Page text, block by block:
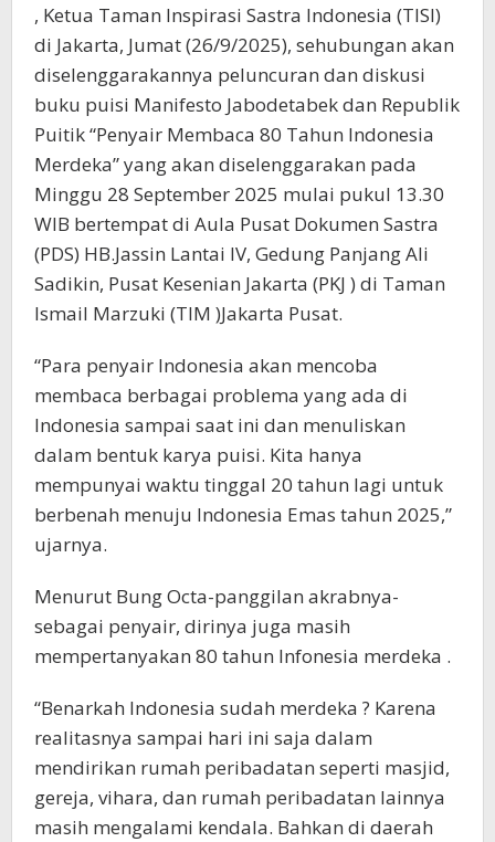
, Ketua Taman Inspirasi Sastra Indonesia (TISI)
di Jakarta, Jumat (26/9/2025), sehubungan akan
diselenggarakannya peluncuran dan diskusi
buku puisi Manifesto Jabodetabek dan Republik
Puitik “Penyair Membaca 80 Tahun Indonesia
Merdeka” yang akan diselenggarakan pada
Minggu 28 September 2025 mulai pukul 13.30
WIB bertempat di Aula Pusat Dokumen Sastra
(PDS) HB.Jassin Lantai IV, Gedung Panjang Ali
Sadikin, Pusat Kesenian Jakarta (PKJ ) di Taman
Ismail Marzuki (TIM )Jakarta Pusat.
“Para penyair Indonesia akan mencoba
membaca berbagai problema yang ada di
Indonesia sampai saat ini dan menuliskan
dalam bentuk karya puisi. Kita hanya
mempunyai waktu tinggal 20 tahun lagi untuk
berbenah menuju Indonesia Emas tahun 2025,”
ujarnya.
Menurut Bung Octa-panggilan akrabnya-
sebagai penyair, dirinya juga masih
mempertanyakan 80 tahun Infonesia merdeka .
“Benarkah Indonesia sudah merdeka ? Karena
realitasnya sampai hari ini saja dalam
mendirikan rumah peribadatan seperti masjid,
gereja, vihara, dan rumah peribadatan lainnya
masih mengalami kendala. Bahkan di daerah